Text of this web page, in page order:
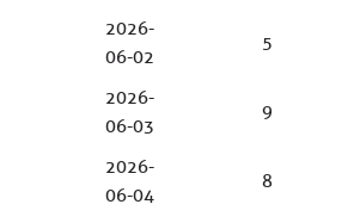
2026-
06-02
5
2026-
06-03
9
2026-
06-04
8